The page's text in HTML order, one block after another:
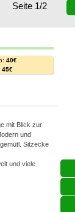
Seite 1/2
40€
45€
mit Blick zur
und
Sitzecke
und viele